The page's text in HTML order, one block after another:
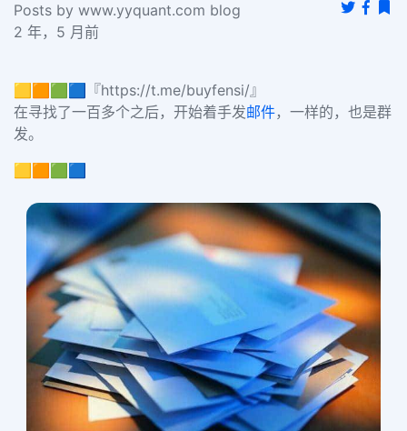
Posts by www.yyquant.com blog
2 年，5 月前
🟨🟧🟩🟦『https://t.me/buyfensi/』
在寻找了一百多个之后，开始着手发邮件，一样的，也是群
发。
🟨🟧🟩🟦